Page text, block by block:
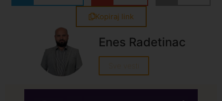
Kopiraj link
Enes Radetinac
Sve vesti